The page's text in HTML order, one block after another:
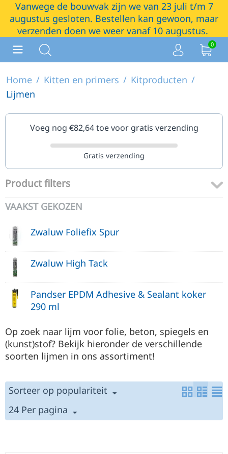
Vanwege de bouwvak zijn we van 23 juli t/m 7
augustus gesloten. Bestellen kan gewoon, maar
verzenden doen we weer vanaf 10 augustus.
0
Home / Kitten en primers / Kitproducten /
Lijmen
Voeg nog €82,64toe voor gratis verzending
Gratis verzending
Product filters
VAAKST GEKOZEN
Zwaluw Foliefix Spur
Zwaluw High Tack
Pandser EPDM Adhesive & Sealant koker
290 ml
Op zoek naar lijm voor folie, beton, spiegels en
(kunst)stof? Bekijk hieronder de verschillende
soorten lijmen in ons assortiment!
Sorteer op populariteit
24 Per pagina